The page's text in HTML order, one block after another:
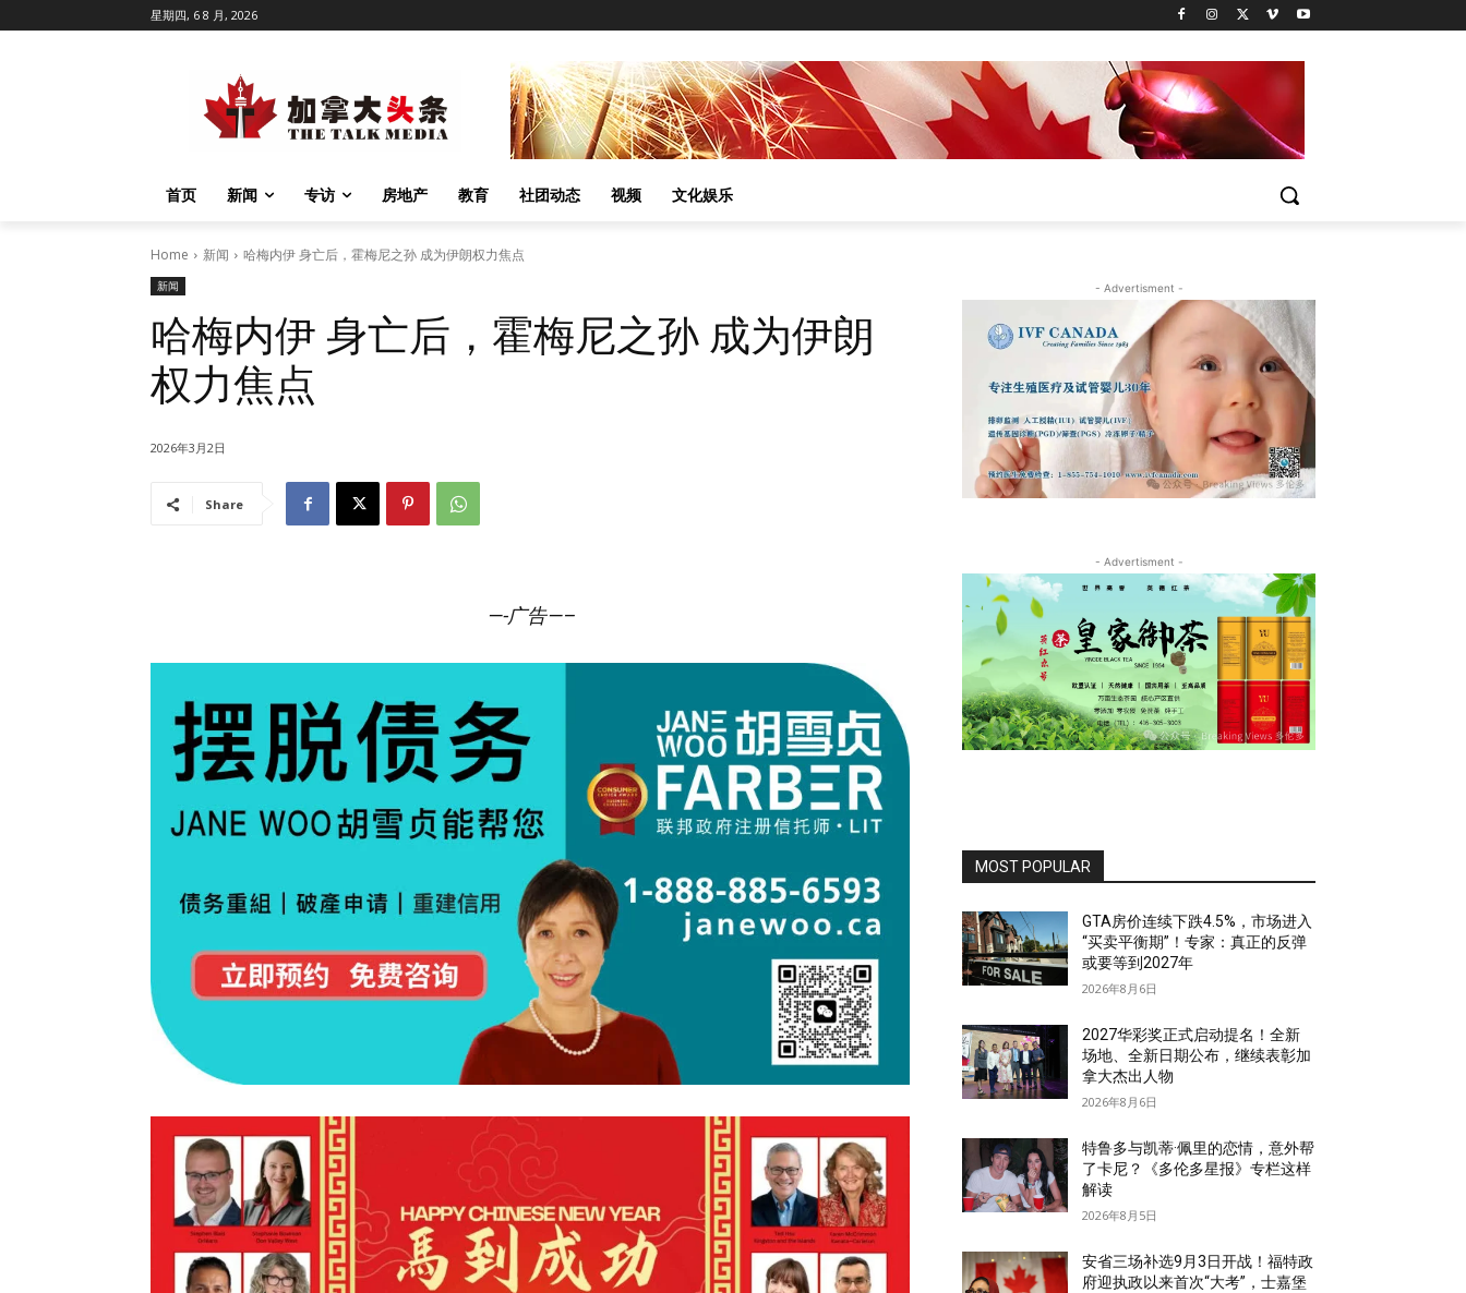
星期四, 6 8 月, 2026
首页 新闻 专访 房地产 教育 社团动态 视频 文化娱乐
Home 新闻 哈梅内伊 身亡后，霍梅尼之孙 成为伊朗权力焦点
新闻
哈梅内伊 身亡后，霍梅尼之孙 成为伊朗
权力焦点
2026年3月2日
Share
—-广告—–
- Advertisment -
- Advertisment -
MOST POPULAR
GTA房价连续下跌4.5%，市场进入
“买卖平衡期”！专家：真正的反弹
或要等到2027年
2026年8月6日
2027华彩奖正式启动提名！全新
场地、全新日期公布，继续表彰加
拿大杰出人物
2026年8月6日
特鲁多与凯蒂·佩里的恋情，意外帮
了卡尼？《多伦多星报》专栏这样
解读
2026年8月5日
安省三场补选9月3日开战！福特政
府迎执政以来首次“大考”，士嘉堡